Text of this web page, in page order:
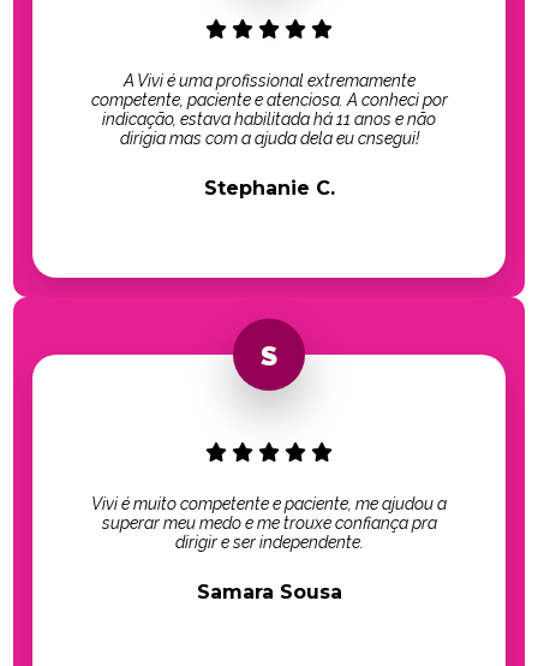
A Vivi é uma profissional extremamente
competente, paciente e atenciosa. A conheci por
indicação, estava habilitada há 11 anos e não
dirigia mas com a ajuda dela eu cnsegui!
Stephanie C.
Vivi é muito competente e paciente, me ajudou a
superar meu medo e me trouxe confiança pra
dirigir e ser independente.
Samara Sousa